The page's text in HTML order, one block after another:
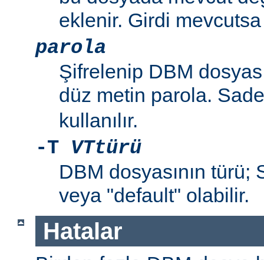
eklenir. Girdi
parola
Şifrelenip DBM
düz metin parola.
kullanılır.
-T VTtürü
DBM dosyasının
veya "default" olabilir.
Hatalar